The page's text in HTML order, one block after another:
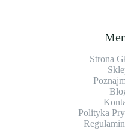
Strona
Polityka